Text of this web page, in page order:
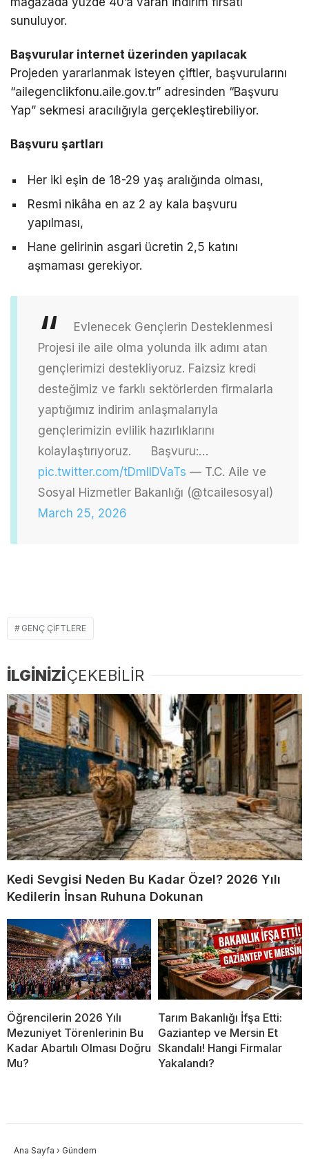
sunuluyor.
Başvurular internet üzerinden yapılacak
Projeden yararlanmak isteyen çiftler, başvurularını
“ailegenclikfonu.aile.gov.tr” adresinden “Başvuru
Yap” sekmesi aracılığıyla gerçekleştirebiliyor.
Başvuru şartları
Her iki eşin de 18-29 yaş aralığında olması,
Resmi nikâha en az 2 ay kala başvuru
yapılması,
Hane gelirinin asgari ücretin 2,5 katını
aşmaması gerekiyor.
Evlenecek Gençlerin Desteklenmesi
Projesi ile aile olma yolunda ilk adımı atan
gençlerimizi destekliyoruz. Faizsiz kredi
desteğimiz ve farklı sektörlerden firmalarla
yaptığımız indirim anlaşmalarıyla
gençlerimizin evlilik hazırlıklarını
kolaylaştırıyoruz.
Başvuru:…
pic.twitter.com/tDmllDVaTs — T.C. Aile ve
Sosyal Hizmetler Bakanlığı (@tcailesosyal)
March 25, 2026
GENÇ ÇIFTLERE
İLGİNİZİÇEKEBİLİR
Kedi Sevgisi Neden Bu Kadar Özel? 2026 Yılı
Kedilerin İnsan Ruhuna Dokunan
Öğrencilerin 2026 Yılı
Mezuniyet Törenlerinin Bu
Kadar Abartılı Olması Doğru
Mu?
Tarım Bakanlığı İfşa Etti:
Gaziantep ve Mersin Et
Skandalı! Hangi Firmalar
Yakalandı?
Ana Sayfa › Gündem